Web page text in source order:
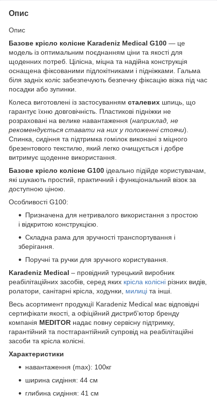
Опис
Опис
Базове крісло колісне Karadeniz Medical G100 — це
модель із оптимальним поєднанням ціни та якості для
щоденних потреб. Цілісна, міцна та надійна конструкція
оснащена фіксованими підлокітниками і підніжками. Гальма
біля задніх коліс забезпечують безпечну фіксацію візка під час
посадки або зупинки.
Колеса виготовлені із застосуванням сталевих шпиць, що
гарантує їхню довговічність. Пластикові підніжки не
розраховані на велике навантаження (наприклад, не
рекомендується ставати на них у положенні стоячи).
Спинка, сидіння та підтримка гомілок виконані з міцного
брезентового текстилю, який легко очищується і добре
витримує щоденне використання.
Базове крісло колісне G100 ідеально підійде користувачам,
які шукають простий, практичний і функціональний візок за
доступною ціною.
Особливості G100:
Призначена для нетривалого використання з простою
і відкритою конструкцією.
Складна рама для зручності транспортування і
зберігання.
Поручні та ручки для зручного користування.
Karadeniz Medical – провідний турецький виробник
реабілітаційних засобів, серед яких крісла колісні різних видів,
ролатори, санітарні крісла, ходунки, милиці та інші.
Весь асортимент продукції Karadeniz Medical має відповідні
сертифікати якості, а офіційний дистриб’ютор бренду
компанія MEDITOR надає повну сервісну підтримку,
гарантійний та постгарантійний супровід на реабілітаційні
засоби та крісла колісні.
Характеристики
навантаження (max): 100кг
ширина сидіння: 44 см
глибина сидіння: 41 см